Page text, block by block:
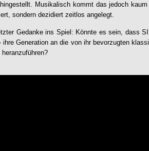
Musikalisch kommt das jedoch kaum
sondern dezidiert zeitlos angelegt.
Gedanke ins Spiel: Könnte es sein, dass
Generation an die von ihr bevorzugten